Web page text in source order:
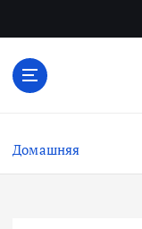
с
Домашняя